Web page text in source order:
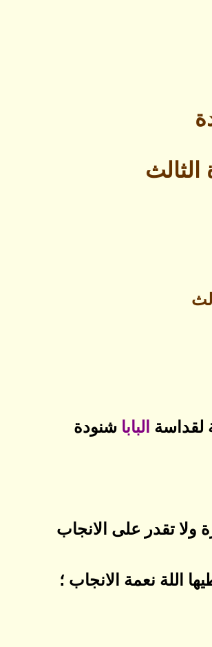
الثالث
لقداسة الباباشنودة
ولا تقدر على الانجاب
اللة نعمة الانجاب ؛